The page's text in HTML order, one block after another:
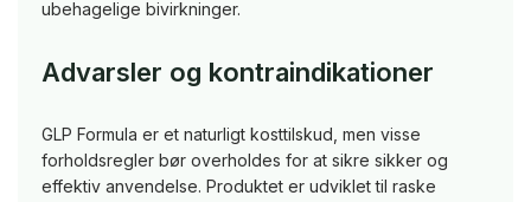
ubehagelige bivirkninger.
Advarsler og kontraindikationer
GLP Formula er et naturligt kosttilskud, men visse
forholdsregler bør overholdes for at sikre sikker og
effektiv anvendelse. Produktet er udviklet til raske